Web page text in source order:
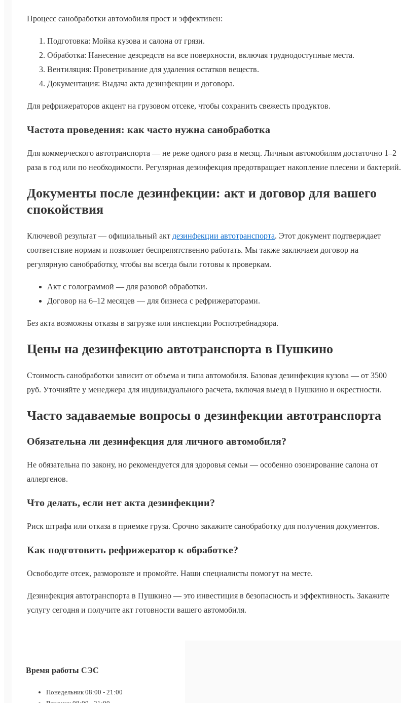
Процесс санобработки автомобиля прост и эффективен:
Подготовка: Мойка кузова и салона от грязи.
Обработка: Нанесение дезсредств на все поверхности, включая труднодоступные места.
Вентиляция: Проветривание для удаления остатков веществ.
Документация: Выдача акта дезинфекции и договора.
Для рефрижераторов акцент на грузовом отсеке, чтобы сохранить свежесть продуктов.
Частота проведения: как часто нужна санобработка
Для коммерческого автотранспорта — не реже одного раза в месяц. Личным автомобилям достаточно 1–2
раза в год или по необходимости. Регулярная дезинфекция предотвращает накопление плесени и бактерий.
Документы после дезинфекции: акт и договор для вашего
спокойствия
Ключевой результат — официальный акт дезинфекции автотранспорта. Этот документ подтверждает
соответствие нормам и позволяет беспрепятственно работать. Мы также заключаем договор на
регулярную санобработку, чтобы вы всегда были готовы к проверкам.
Акт с голограммой — для разовой обработки.
Договор на 6–12 месяцев — для бизнеса с рефрижераторами.
Без акта возможны отказы в загрузке или инспекции Роспотребнадзора.
Цены на дезинфекцию автотранспорта в Пушкино
Стоимость санобработки зависит от объема и типа автомобиля. Базовая дезинфекция кузова — от 3500
руб. Уточняйте у менеджера для индивидуального расчета, включая выезд в Пушкино и окрестности.
Часто задаваемые вопросы о дезинфекции автотранспорта
Обязательна ли дезинфекция для личного автомобиля?
Не обязательна по закону, но рекомендуется для здоровья семьи — особенно озонирование салона от
аллергенов.
Что делать, если нет акта дезинфекции?
Риск штрафа или отказа в приемке груза. Срочно закажите санобработку для получения документов.
Как подготовить рефрижератор к обработке?
Освободите отсек, разморозьте и промойте. Наши специалисты помогут на месте.
Дезинфекция автотранспорта в Пушкино — это инвестиция в безопасность и эффективность. Закажите
услугу сегодня и получите акт готовности вашего автомобиля.
Время работы СЭС
Понедельник 08:00 - 21:00